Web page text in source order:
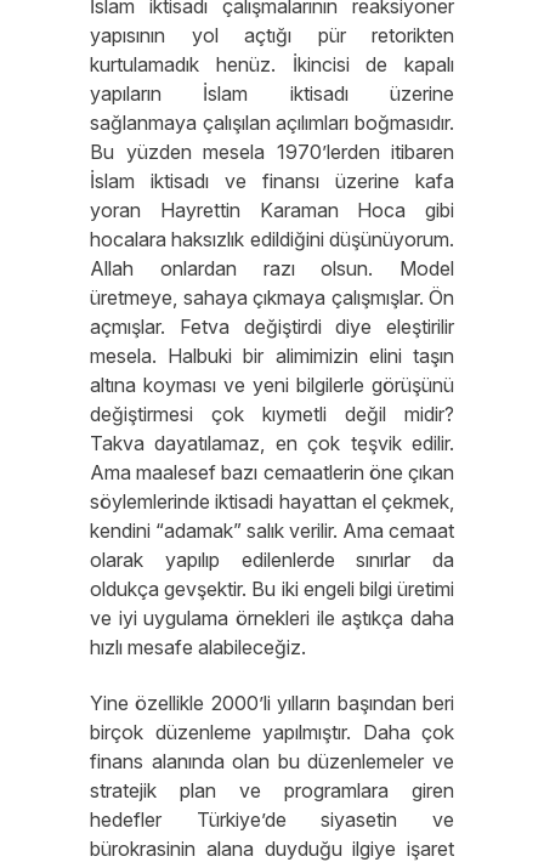
İslam iktisadı çalışmalarının reaksiyoner
yapısının yol açtığı pür retorikten
kurtulamadık henüz. İkincisi de kapalı
yapıların İslam iktisadı üzerine
sağlanmaya çalışılan açılımları boğmasıdır.
Bu yüzden mesela 1970’lerden itibaren
İslam iktisadı ve finansı üzerine kafa
yoran Hayrettin Karaman Hoca gibi
hocalara haksızlık edildiğini düşünüyorum.
Allah onlardan razı olsun. Model
üretmeye, sahaya çıkmaya çalışmışlar. Ön
açmışlar. Fetva değiştirdi diye eleştirilir
mesela. Halbuki bir alimimizin elini taşın
altına koyması ve yeni bilgilerle görüşünü
değiştirmesi çok kıymetli değil midir?
Takva dayatılamaz, en çok teşvik edilir.
Ama maalesef bazı cemaatlerin öne çıkan
söylemlerinde iktisadi hayattan el çekmek,
kendini “adamak” salık verilir. Ama cemaat
olarak yapılıp edilenlerde sınırlar da
oldukça gevşektir. Bu iki engeli bilgi üretimi
ve iyi uygulama örnekleri ile aştıkça daha
hızlı mesafe alabileceğiz.
Yine özellikle 2000’li yılların başından beri
birçok düzenleme yapılmıştır. Daha çok
finans alanında olan bu düzenlemeler ve
stratejik plan ve programlara giren
hedefler Türkiye’de siyasetin ve
bürokrasinin alana duyduğu ilgiye işaret